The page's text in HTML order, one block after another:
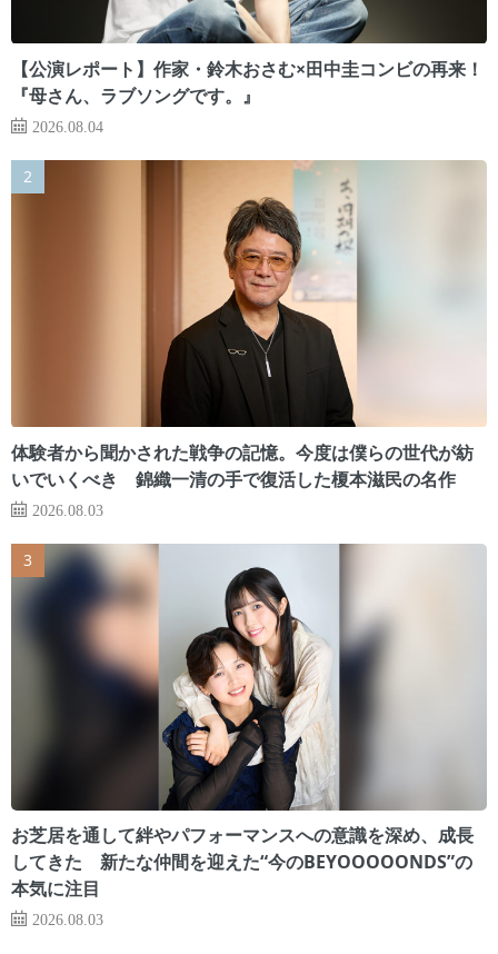
【公演レポート】作家・鈴木おさむ×田中圭コンビの再来！
『母さん、ラブソングです。』
2026.08.04
体験者から聞かされた戦争の記憶。今度は僕らの世代が紡
いでいくべき 錦織一清の手で復活した榎本滋民の名作
2026.08.03
お芝居を通して絆やパフォーマンスへの意識を深め、成長
してきた 新たな仲間を迎えた“今のBEYOOOOONDS”の
本気に注目
2026.08.03